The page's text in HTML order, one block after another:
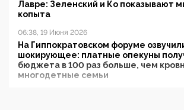
Лавре: Зеленский и Ко показывают
копыта
06:38, 19 Июня 2026
На Гиппократовском форуме
шокирующее: платные опекуны
бюджета в 100 раз больше, чем
многодетные семьи